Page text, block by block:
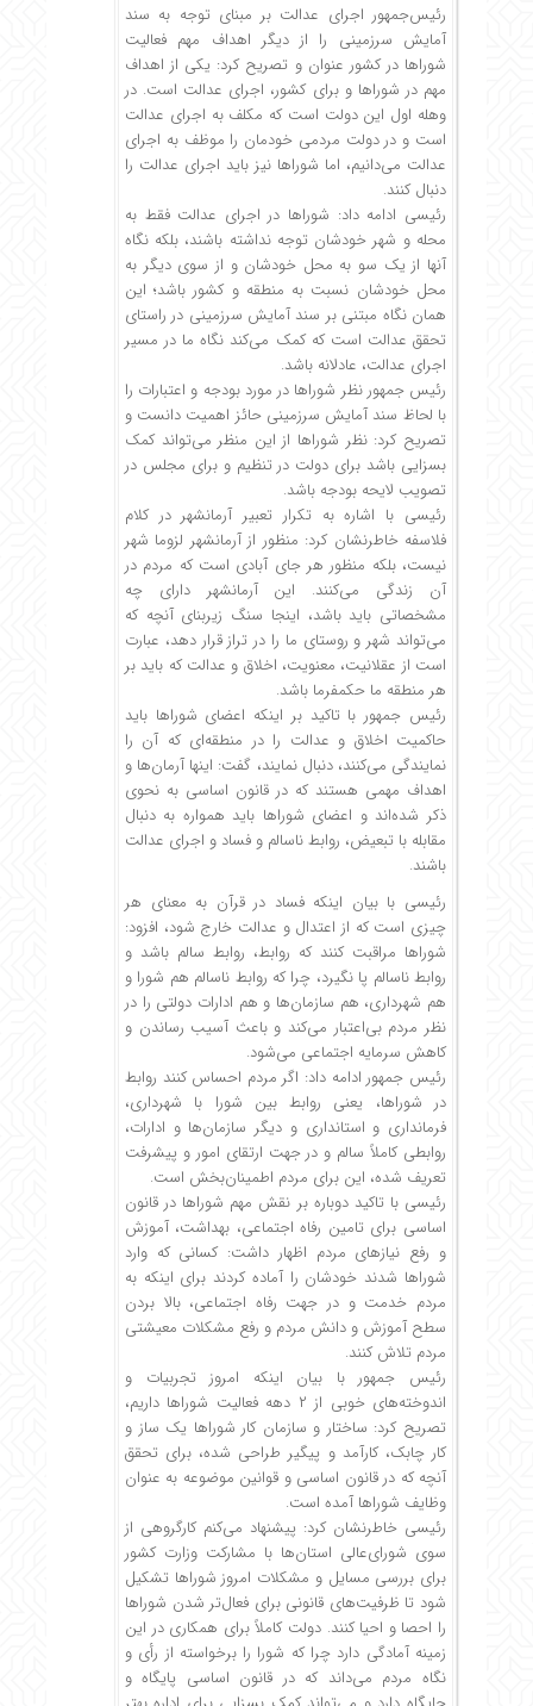
رئیس‌جمهور اجرای عدالت بر مبنای توجه به سند
آمایش سرزمینی را از دیگر اهداف مهم فعالیت
شوراها در کشور عنوان و تصریح کرد: یکی از اهداف
مهم در شوراها و برای کشور، اجرای عدالت است. در
وهله اول این دولت است که مکلف به اجرای عدالت
است و در دولت مردمی خودمان را موظف به اجرای
عدالت می‌دانیم، اما شوراها نیز باید اجرای عدالت را
دنبال کنند.
رئیسی ادامه داد: شوراها در اجرای عدالت فقط به
محله و شهر خودشان توجه نداشته باشند، بلکه نگاه
آنها از یک سو به محل خودشان و از سوی دیگر به
محل خودشان نسبت به منطقه و کشور باشد؛ این
همان نگاه مبتنی بر سند آمایش سرزمینی در راستای
تحقق عدالت است که کمک می‌کند نگاه ما در مسیر
اجرای عدالت، عادلانه باشد.
رئیس جمهور نظر شوراها در مورد بودجه و اعتبارات را
با لحاظ سند آمایش سرزمینی حائز اهمیت دانست و
تصریح کرد: نظر شوراها از این منظر می‌تواند کمک
بسزایی باشد برای دولت در تنظیم و برای مجلس در
تصویب لایحه بودجه باشد.
رئیسی با اشاره به تکرار تعبیر آرمانشهر در کلام
فلاسفه خاطرنشان کرد: منظور از آرمانشهر لزوما شهر
نیست، بلکه منظور هر جای آبادی است که مردم در
آن زندگی می‌کنند. این آرمانشهر دارای چه
مشخصاتی باید باشد، اینجا سنگ زیربنای آنچه که
می‌تواند شهر و روستای ما را در تراز قرار دهد، عبارت
است از عقلانیت، معنویت، اخلاق و عدالت که باید بر
هر منطقه‌ ما حکمفرما باشد.
رئیس جمهور با تاکید بر اینکه اعضای شوراها باید
حاکمیت اخلاق و عدالت را در منطقه‌ای که آن را
نمایندگی می‌کنند، دنبال نمایند، گفت: اینها آرمان‌ها و
اهداف مهمی هستند که در قانون اساسی به نحوی
ذکر شده‌اند و اعضای شوراها باید همواره به دنبال
مقابله با تبعیض، روابط ناسالم و فساد و اجرای عدالت
باشند.
رئیسی با بیان اینکه فساد در قرآن به معنای هر
چیزی است که از اعتدال و عدالت خارج شود، افزود:
شوراها مراقبت کنند که روابط، روابط سالم باشد و
روابط ناسالم پا نگیرد، چرا که روابط ناسالم هم شورا و
هم شهرداری، هم سازمان‌ها و هم ادارات دولتی را در
نظر مردم بی‌اعتبار می‌کند و باعث آسیب رساندن و
کاهش سرمایه اجتماعی می‌شود.
رئیس جمهور ادامه داد: اگر مردم احساس کنند روابط
در شوراها، یعنی روابط بین شورا با شهرداری،
فرمانداری و استانداری و دیگر سازمان‌ها و ادارات،
روابطی کاملاً سالم و در جهت ارتقای امور و پیشرفت
تعریف شده، این برای مردم اطمینان‌بخش است.
رئیسی با تاکید دوباره بر نقش مهم شوراها در قانون
اساسی برای تامین رفاه اجتماعی، بهداشت، آموزش
و رفع نیازهای مردم اظهار داشت: کسانی که وارد
شوراها شدند خودشان را آماده کردند برای اینکه به
مردم خدمت و در جهت رفاه اجتماعی، بالا بردن
سطح آموزش و دانش مردم و رفع مشکلات معیشتی
مردم تلاش کنند.
رئیس جمهور با بیان اینکه امروز تجربیات و
اندوخته‌های خوبی از ۲ دهه فعالیت شوراها داریم،
تصریح کرد: ساختار و سازمان کار شوراها یک ساز و
کار چابک، کارآمد و پیگیر طراحی شده، برای تحقق
آنچه که در قانون اساسی و قوانین موضوعه به عنوان
وظایف شوراها آمده است.
رئیسی خاطرنشان کرد: پیشنهاد می‌کنم کارگروهی از
سوی شورای‌عالی استان‌ها با مشارکت وزارت کشور
برای بررسی مسایل و مشکلات امروز شوراها تشکیل
شود تا ظرفیت‌های قانونی برای فعال‌تر شدن شوراها
را احصا و احیا کنند. دولت کاملاً برای همکاری در این
زمینه آمادگی دارد چرا که شورا را برخواسته از رأی و
نگاه مردم می‌داند که در قانون اساسی پایگاه و